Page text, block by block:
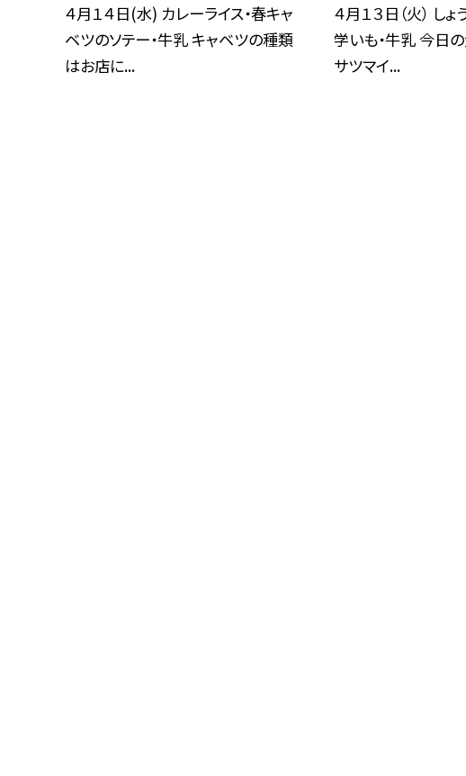
４月１４日(水) カレーライス・春キャ
ベツのソテー・牛乳 キャベツの種類
はお店に...
４月１３日（火） し
学いも・牛乳 今日
サツマイ...